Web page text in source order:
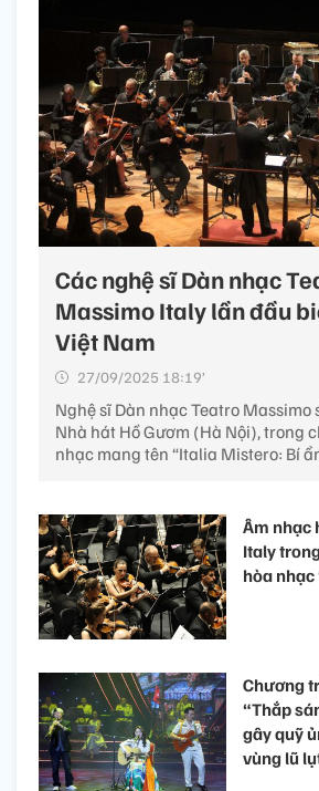
Các nghệ sĩ Dàn nhạc
Massimo Italy lần đầu
Việt Nam
27/09/2025 18:19’
Nghệ sĩ Dàn nhạc Teatro Massimo
Nhà hát Hồ Gươm (Hà Nội), trong
nhạc mang tên “Italia Mistero: Bí
Âm nhạc
Italy
hòa
Chương
“Thắp
gây quỹ
vùng lũ